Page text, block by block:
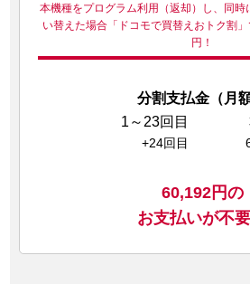
本機種をプログラム利用（返却）し、同時
い替えた場合「ドコモで買替えおトク割
円！
分割支払金（月額
1～23回目
+24回目
60,192円の
お支払いが不要